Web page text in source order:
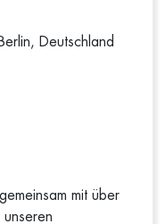
Deutschland
mit über